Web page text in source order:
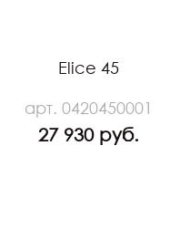
Elice 45
арт. 0420450001
27 930 руб.